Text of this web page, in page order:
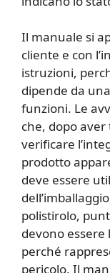
Il manuale si
cliente e con
istruzioni,
dipende da
funzioni. Le
che, dopo aver
verificare
prodotto
deve essere
polistirolo,
devono
perché
pericolo. Il